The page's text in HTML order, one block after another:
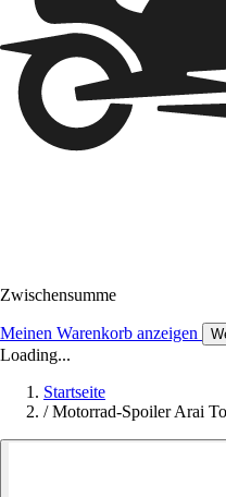
Zwischensumme
Meinen Warenkorb anzeigen
Loading...
Startseite
/ Motorrad-Spoiler Arai